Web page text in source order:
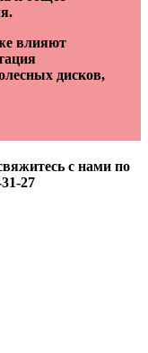
влияют
дисков,
с нами по
27